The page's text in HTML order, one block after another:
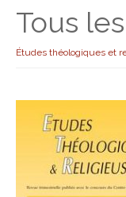
Tous
Études théologiques et